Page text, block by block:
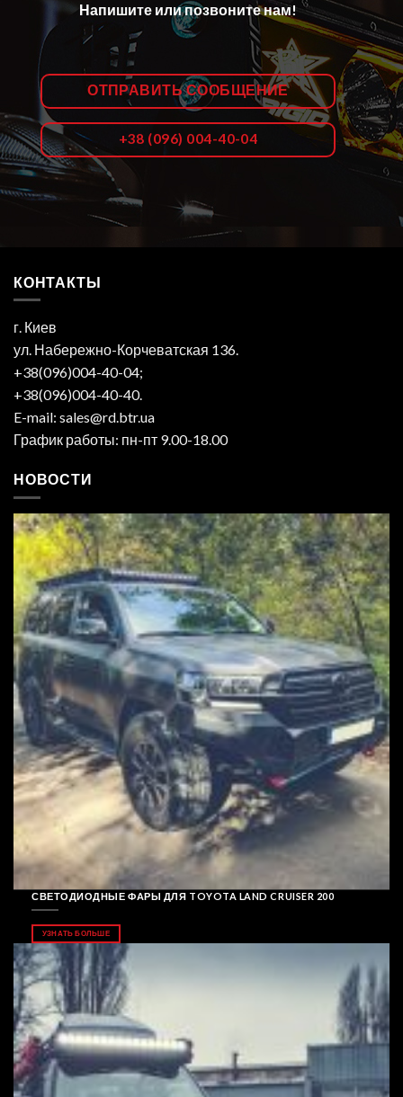
Напишите или позвоните нам!
ОТПРАВИТЬ СООБЩЕНИЕ
+38 (096) 004-40-04
КОНТАКТЫ
г. Киев
ул. Набережно-Корчеватская 136.
+38(096)004-40-04;
+38(096)004-40-40.
E-mail: sales@rd.btr.ua
График работы: пн-пт 9.00-18.00
НОВОСТИ
СВЕТОДИОДНЫЕ ФАРЫ ДЛЯ TOYOTA LAND CRUISER 200
УЗНАТЬ БОЛЬШЕ